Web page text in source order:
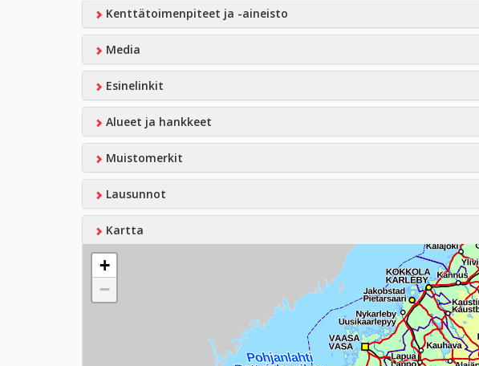
Kenttätoimenpiteet ja -aineisto
Media
Esinelinkit
Alueet ja hankkeet
Muistomerkit
Lausunnot
Kartta
+
−